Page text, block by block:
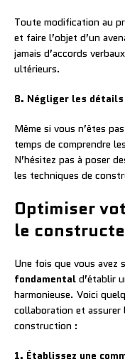
Toute modification au
et faire l’objet d’un
jamais d’accords
ultérieurs.
8. Négliger les détails
Même si vous n’êtes
temps de comprendre
N’hésitez pas à poser
les techniques de
Optimiser
le
Une fois que vous
fondamental d’établir
harmonieuse. Voici
collaboration et assurer
construction :
1. Établissez une